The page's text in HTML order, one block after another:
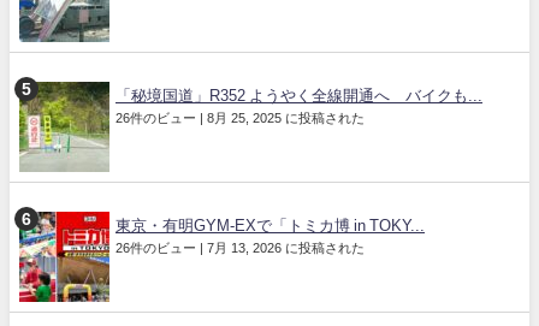
「秘境国道」R352 ようやく全線開通へ バイクも...
26件のビュー | 8月 25, 2025 に投稿された
東京・有明GYM-EXで「トミカ博 in TOKY...
26件のビュー | 7月 13, 2026 に投稿された